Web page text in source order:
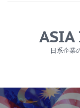
ニュース
労務サービス
ASIA
日系企業